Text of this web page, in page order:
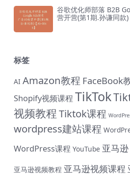
谷歌优化师部落 B2B
营开营(第1期.孙谦同款)
标签
AI Amazon教程 FaceBook
Shopify视频课程 TikTok
视频教程Tiktok课程
wordpress建站课程
WordPress课程 YouTube 亚马逊
亚马逊视频教程 亚马逊视频课程